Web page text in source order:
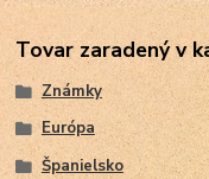
Tovar zaradený v
Známky
Európa
Španielsko